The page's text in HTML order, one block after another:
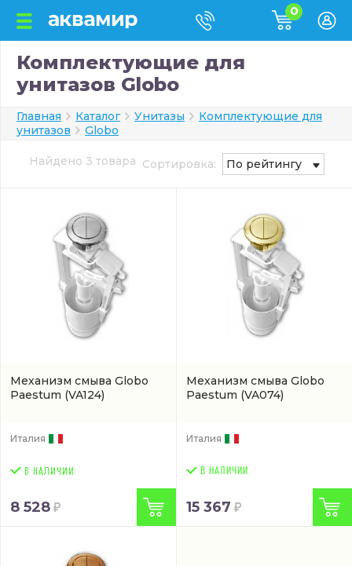
0
Комплектующие для
унитазов Globo
Главная Каталог Унитазы
Комплектующие для
унитазов
Globo
Найдено 3 товара Сортировка: По рейтингу
Механизм смыва Globo
Paestum (VA124)
Италия
8 528
Механизм смыва Globo
Paestum (VA074)
Италия
В НАЛИЧИИ
15 367